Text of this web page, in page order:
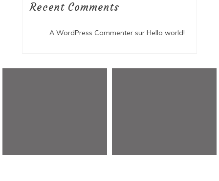
Recent Comments
A WordPress Commentersur Hello world!